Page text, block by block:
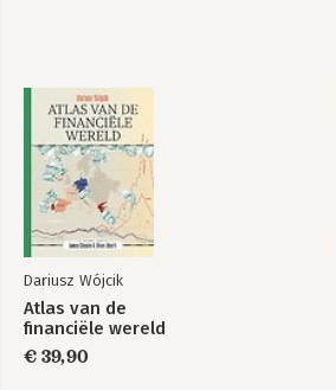
Bijlage 7 Stappenplan voor het STP
procesflow
Bijlage 8 Verdiepingsliteratuur
Bijlage 9 Afkortingen en begrippen
Dariusz Wójcik
Atlas van de
financiële wereld
€ 39,90